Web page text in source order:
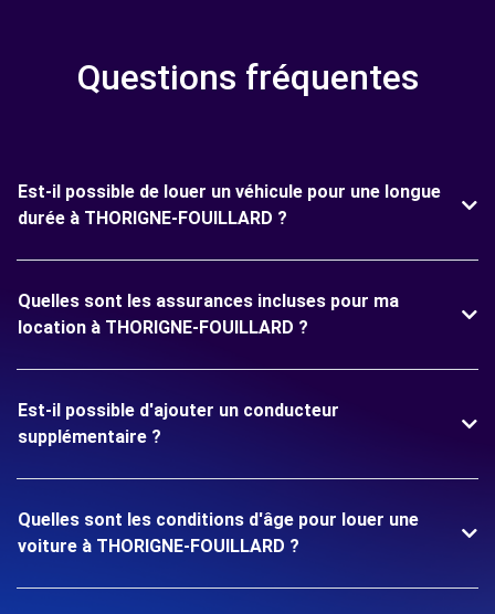
Questions fréquentes
Est-il possible de louer un véhicule pour une longue
durée à THORIGNE-FOUILLARD ?
Quelles sont les assurances incluses pour ma
location à THORIGNE-FOUILLARD ?
Est-il possible d'ajouter un conducteur
supplémentaire ?
Quelles sont les conditions d'âge pour louer une
voiture à THORIGNE-FOUILLARD ?